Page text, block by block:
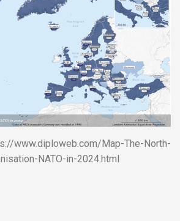
Map-The-North-
NATO-in-2024.html